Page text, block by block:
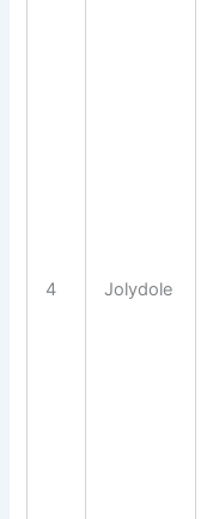
4 Jolydole